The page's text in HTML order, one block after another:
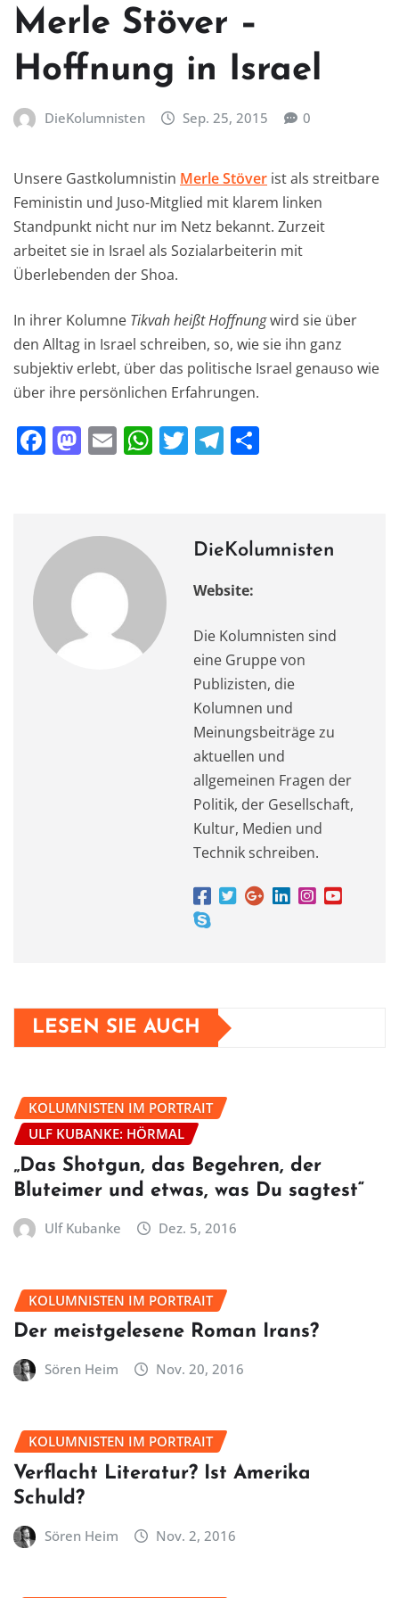
Merle Stöver –
Hoffnung in Israel
DieKolumnisten Sep. 25, 2015 0
Unsere Gastkolumnistin Merle Stöver ist als streitbare
Feministin und Juso-Mitglied mit klarem linken
Standpunkt nicht nur im Netz bekannt. Zurzeit
arbeitet sie in Israel als Sozialarbeiterin mit
Überlebenden der Shoa.
In ihrer Kolumne Tikvah heißt Hoffnungwird sie über
den Alltag in Israel schreiben, so, wie sie ihn ganz
subjektiv erlebt, über das politische Israel genauso wie
über ihre persönlichen Erfahrungen.
F
b
k
M
o
o
E W
A
p
p
T
r
T
a
m
DieKolumnisten
Website:
Die Kolumnisten sind
eine Gruppe von
Publizisten, die
Kolumnen und
Meinungsbeiträge zu
aktuellen und
allgemeinen Fragen der
Politik, der Gesellschaft,
Kultur, Medien und
Technik schreiben.
LESEN SIE AUCH
KOLUMNISTEN IM PORTRAIT
ULF KUBANKE: HÖRMAL
„Das Shotgun, das Begehren, der
Bluteimer und etwas, was Du sagtest“
Ulf Kubanke Dez. 5, 2016
KOLUMNISTEN IM PORTRAIT
Der meistgelesene Roman Irans?
Sören Heim Nov. 20, 2016
KOLUMNISTEN IM PORTRAIT
Verflacht Literatur? Ist Amerika
Schuld?
Sören Heim Nov. 2, 2016